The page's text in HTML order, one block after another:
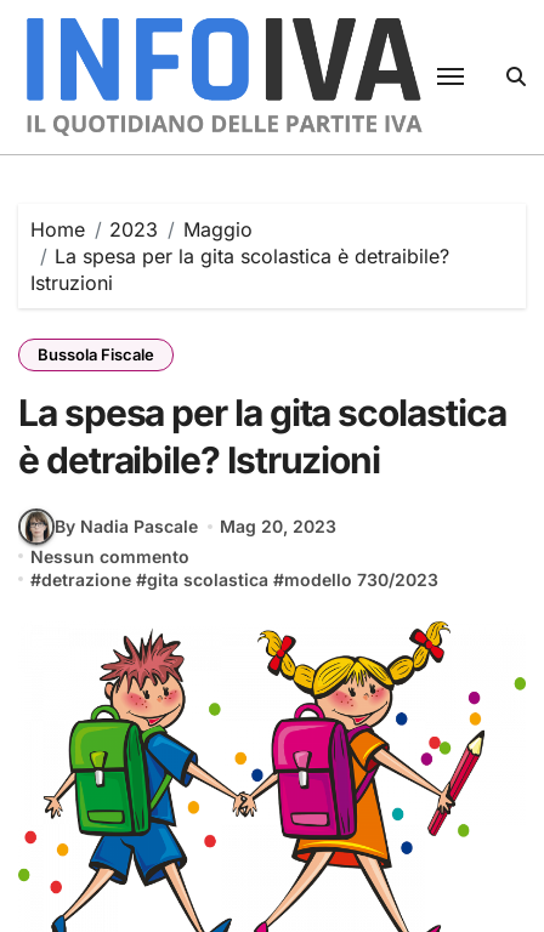
Skip
Home 2023
Maggio
La spesa per la gita scolastica è detraibile?
Istruzioni
Bussola Fiscale
La spesa per la gita scolastica
è detraibile? Istruzioni
By Nadia Pascale
Mag 20, 2023
Nessun commento
#detrazione #gita scolastica #modello 730/2023